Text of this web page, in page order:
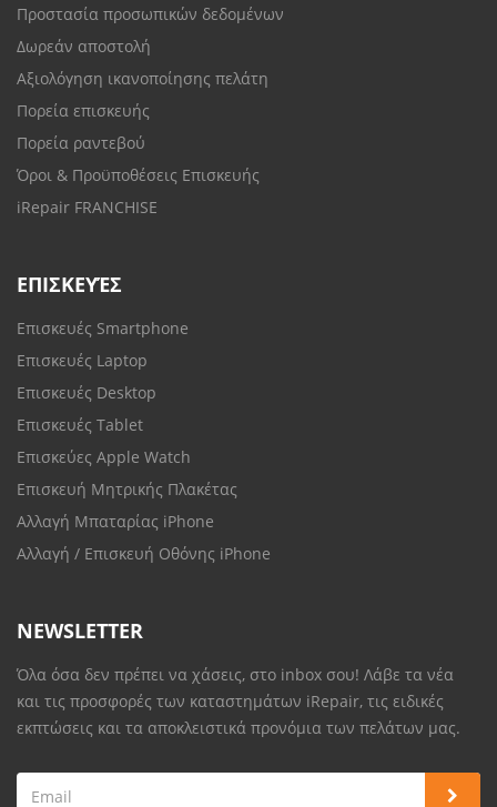
Προστασία προσωπικών δεδομένων
Δωρεάν αποστολή
Αξιολόγηση ικανοποίησης πελάτη
Πορεία επισκευής
Πορεία ραντεβού
Όροι & Προϋποθέσεις Επισκευής
iRepair FRANCHISE
ΕΠΙΣΚΕΥΈΣ
Επισκευές Smartphone
Επισκευές Laptop
Επισκευές Desktop
Επισκευές Tablet
Επισκεύες Apple Watch
Επισκευή Μητρικής Πλακέτας
Αλλαγή Μπαταρίας iPhone
Αλλαγή / Επισκευή Οθόνης iPhone
NEWSLETTER
Όλα όσα δεν πρέπει να χάσεις, στο inbox σου! Λάβε τα νέα
και τις προσφορές των καταστημάτων iRepair, τις ειδικές
εκπτώσεις και τα αποκλειστικά προνόμια των πελάτων μας.